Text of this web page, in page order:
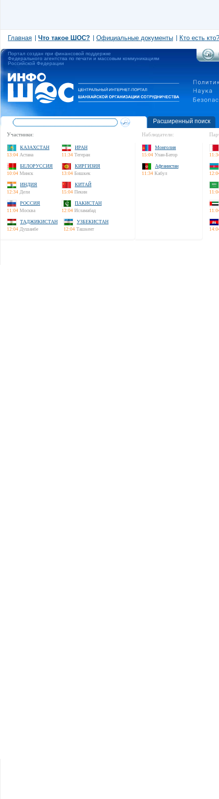
Главная Что такое ШОС? Официальные документы Кто есть кто?
Портал создан при финансовой поддержке
Федерального агентства по печати и массовым коммуникациям
Российской Федерации
Расширенный поиск
Участники:
КАЗАХСТАН
13:04 Астана
ИРАН
11:34 Тегеран
БЕЛОРУССИЯ
10:04 Минск
КИРГИЗИЯ
13:04 Бишкек
ИНДИЯ
12:34 Дели
КИТАЙ
15:04 Пекин
РОССИЯ
11:04 Москва
ПАКИСТАН
12:04 Исламабад
ТАДЖИКИСТАН
12:04 Душанбе
УЗБЕКИСТАН
12:04 Ташкент
Наблюдатели:
Монголия
15:04 Улан-Батор
Афганистан
11:34 Кабул